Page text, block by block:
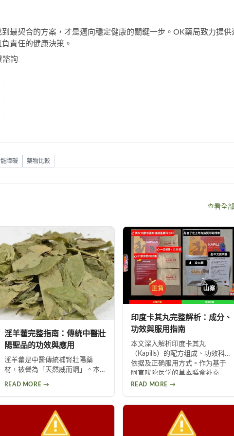
最契合的方案，才是邁向穩定健康的關鍵一步。OK藥局致力提供
責任的健康決策。
諮詢
障礙 藥物比較
查看全部
淫羊藿完整指南：傳統中醫壯
陽聖品的功效與應用
淫羊藿是中醫傳統補腎壯陽藥
材，被譽為「天然威而鋼」。本
正確的服用方式與注意事項，幫
助男性重拾自信與活力。
READ MORE →
印度卡其丸完整解析：成分、
功效與服用指南
本文深入解析印度卡其丸
（Kapills）的配方组成、功效科学
依据及正确服用方式。作为基于
阿育吠陀医学的草本膳食补充
品，印度卡其丸通过印度人参、L-
READ MORE →